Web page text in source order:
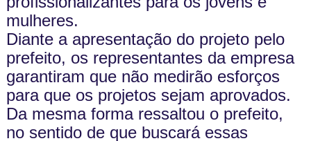
mulheres.
Diante a apresentação do projeto pelo
prefeito, os representantes da empresa
garantiram que não medirão esforços
para que os projetos sejam aprovados.
Da mesma forma ressaltou o prefeito,
no sentido de que buscará essas